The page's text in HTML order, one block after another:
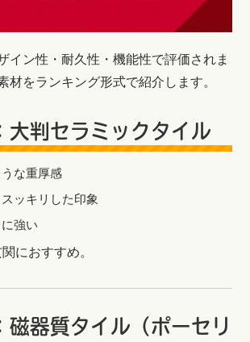
イン性・耐久性・機能性で評価されま
材をランキング形式で紹介します。
大判セラミックタイル
な重厚感
ッキリした印象
強い
におすすめ。
器質タイル（ポーセリ